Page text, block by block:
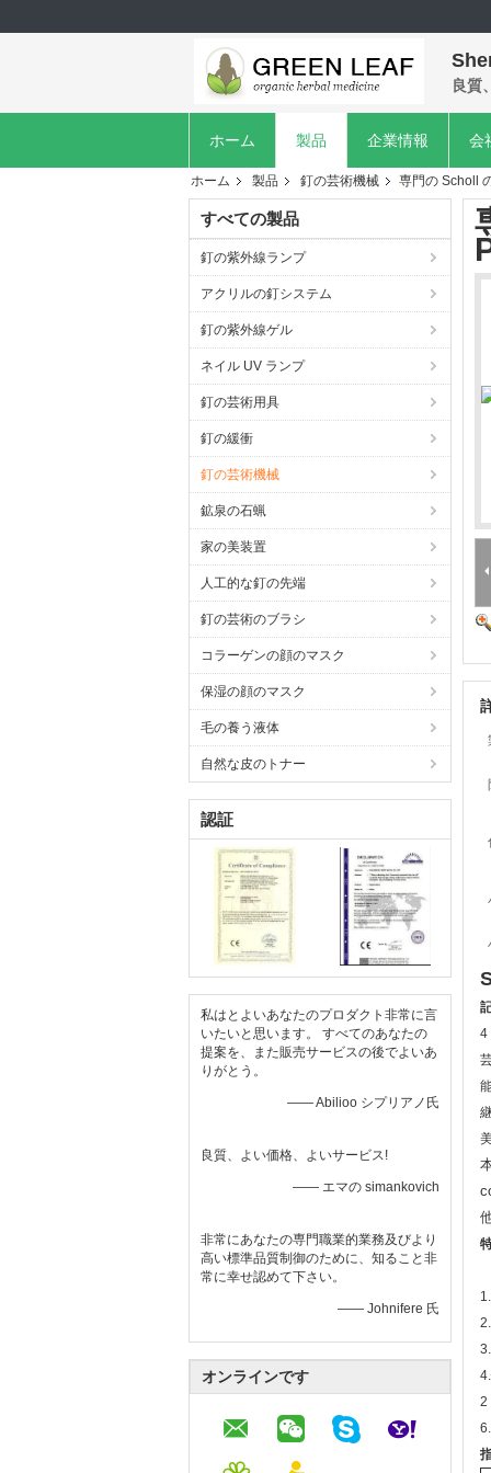
良質
ホーム 製品 企業情報 会
ホーム 製品 釘の芸術機械 専門の Scholl
すべての製品
釘の紫外線ランプ
アクリルの釘システム
釘の紫外線ゲル
ネイル UV ランプ
釘の芸術用具
釘の緩衝
釘の芸術機械
鉱泉の石蝋
家の美装置
人工的な釘の先端
釘の芸術のブラシ
コラーゲンの顔のマスク
保湿の顔のマスク
毛の養う液体
自然な皮のトナー
認証
私はとよいあなたのプロダクト非常に言
いたいと思います。 すべてのあなたの
提案を、また販売サービスの後でよいあ
りがとう。
—— Abilioo シプリアノ氏
良質、よい価格、よいサービス!
—— エマの simankovich
非常にあなたの専門職業的業務及びより
高い標準品質制御のために、知ること非
常に幸せ認めて下さい。
—— Johnifere 氏
オンラインです
4
2